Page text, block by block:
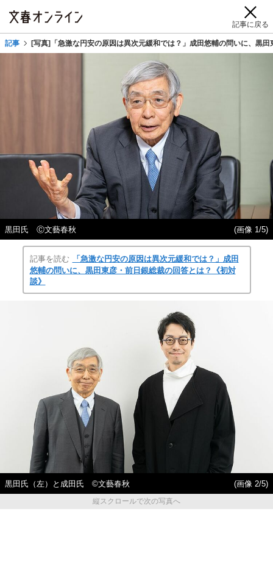
記事に戻る
記事 [写真]「急激な円安の原因は異次元緩和では？」成田悠輔の問いに、黒
黒田氏 Ⓒ文藝春秋 (画像 1/5)
記事を読む
「急激な円安の原因は異次元緩和では？」成田
悠輔の問いに、黒田東彦・前日銀総裁の回答とは？《初対
談》
黒田氏（左）と成田氏 ©文藝春秋
(画像 2/5)
縦スクロールで次の写真へ